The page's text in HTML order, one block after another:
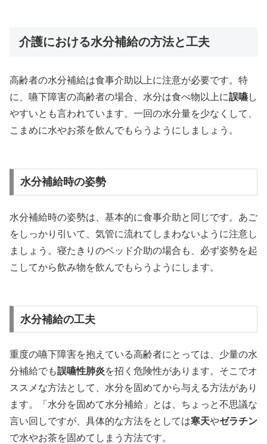
介護における水分補給の方法と工夫
高齢者の水分補給は食事介助以上に注意が必要です。特
に、嚥下障害の高齢者の場合、水分は食べ物以上に誤嚥し
やすいとも言われています。一回の水分量を少なくして、
こまめに水やお茶を飲んでもらうようにしましょう。
水分補給時の姿勢
水分補給時の姿勢は、基本的に食事介助と同じです。あご
をしっかり引いて、気管に流れてしまわないように注意し
ましょう。寝たきりのベッド介助の場合も、必ず姿勢を起
こしてから飲み物を飲んでもらうようにします。
水分補給の工夫
重度の嚥下障害を抱えている高齢者にとっては、少量の水
分補給でも誤嚥性肺炎を招く危険性があります。そこでオ
ススメな方法として、水分を固めてから与える方法があり
ます。「水分を固めて水分補給」とは、ちょっと不思議な
言い回しですが、具体的な方法をとしては寒天やゼラチン
で水やお茶を固めてしまう方法です。